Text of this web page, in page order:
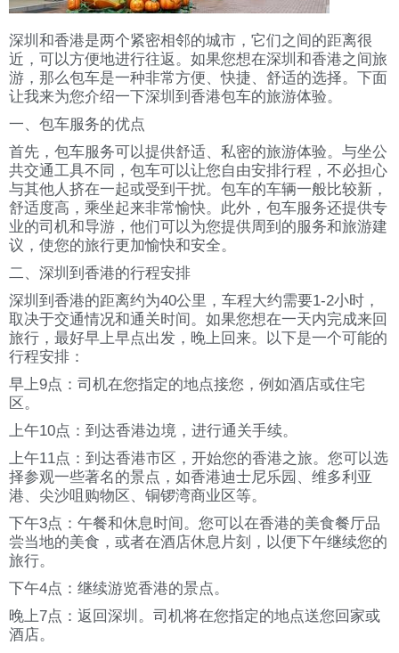
深圳和香港是两个紧密相邻的城市，它们之间的距离很
近，可以方便地进行往返。如果您想在深圳和香港之间旅
游，那么包车是一种非常方便、快捷、舒适的选择。下面
让我来为您介绍一下深圳到香港包车的旅游体验。
一、包车服务的优点
首先，包车服务可以提供舒适、私密的旅游体验。与坐公
共交通工具不同，包车可以让您自由安排行程，不必担心
与其他人挤在一起或受到干扰。包车的车辆一般比较新，
舒适度高，乘坐起来非常愉快。此外，包车服务还提供专
业的司机和导游，他们可以为您提供周到的服务和旅游建
议，使您的旅行更加愉快和安全。
二、深圳到香港的行程安排
深圳到香港的距离约为40公里，车程大约需要1-2小时，
取决于交通情况和通关时间。如果您想在一天内完成来回
旅行，最好早上早点出发，晚上回来。以下是一个可能的
行程安排：
早上9点：司机在您指定的地点接您，例如酒店或住宅
区。
上午10点：到达香港边境，进行通关手续。
上午11点：到达香港市区，开始您的香港之旅。您可以选
择参观一些著名的景点，如香港迪士尼乐园、维多利亚
港、尖沙咀购物区、铜锣湾商业区等。
下午3点：午餐和休息时间。您可以在香港的美食餐厅品
尝当地的美食，或者在酒店休息片刻，以便下午继续您的
旅行。
下午4点：继续游览香港的景点。
晚上7点：返回深圳。司机将在您指定的地点送您回家或
酒店。